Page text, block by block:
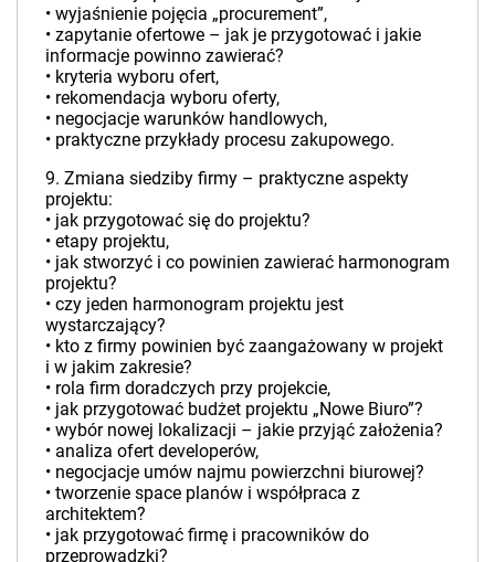
• wyjaśnienie pojęcia „procurement”,
• zapytanie ofertowe – jak je przygotować i jakie
informacje powinno zawierać?
• kryteria wyboru ofert,
• rekomendacja wyboru oferty,
• negocjacje warunków handlowych,
• praktyczne przykłady procesu zakupowego.
9. Zmiana siedziby firmy – praktyczne aspekty
projektu:
• jak przygotować się do projektu?
• etapy projektu,
• jak stworzyć i co powinien zawierać harmonogram
projektu?
• czy jeden harmonogram projektu jest
wystarczający?
• kto z firmy powinien być zaangażowany w projekt
i w jakim zakresie?
• rola firm doradczych przy projekcie,
• jak przygotować budżet projektu „Nowe Biuro”?
• wybór nowej lokalizacji – jakie przyjąć założenia?
• analiza ofert developerów,
• negocjacje umów najmu powierzchni biurowej?
• tworzenie space planów i współpraca z
architektem?
• jak przygotować firmę i pracowników do
przeprowadzki?